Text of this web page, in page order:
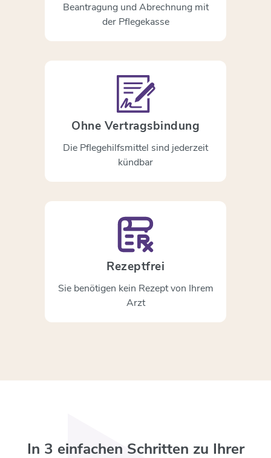
Beantragung und Abrechnung mit
der Pflegekasse
Ohne Vertragsbindung
Die Pflegehilfsmittel sind jederzeit
kündbar
Rezeptfrei
Sie benötigen kein Rezept von Ihrem
Arzt
In 3 einfachen Schritten zu Ihrer